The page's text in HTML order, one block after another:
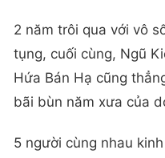
2 năm trôi qua với vô
tụng, cuối cùng, Ngũ
Hứa Bán Hạ cũng
bãi bùn năm xưa của
5 người cùng nhau